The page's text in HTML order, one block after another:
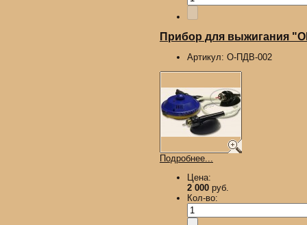
Прибор для выжигания
Артикул: О-ПДВ-002
Подробнее...
Цена:
2 000 руб.
Кол-во: